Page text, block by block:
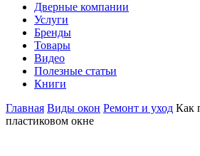
Дверные компании
Услуги
Бренды
Товары
Видео
Полезные статьи
Книги
Главная Виды окон Ремонт и уход Как
пластиковом окне